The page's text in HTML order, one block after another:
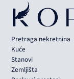
Pretraga nekretnina
Kuće
Stanovi
Zemljišta